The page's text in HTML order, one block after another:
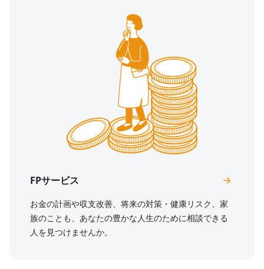
FPサービス
お金の計画や収支改善、将来の対策・健康リスク、家
族のことも、あなたの豊かな人生のために相談できる
人を見つけませんか。